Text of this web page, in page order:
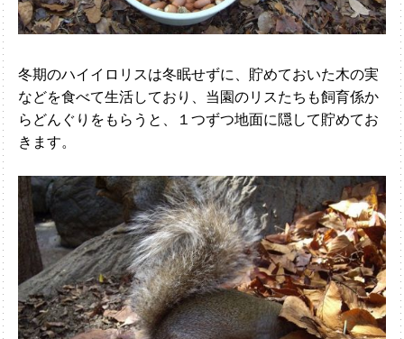
冬期のハイイロリスは冬眠せずに、貯めておいた木の実
などを食べて生活しており、当園のリスたちも飼育係か
らどんぐりをもらうと、１つずつ地面に隠して貯めてお
きます。